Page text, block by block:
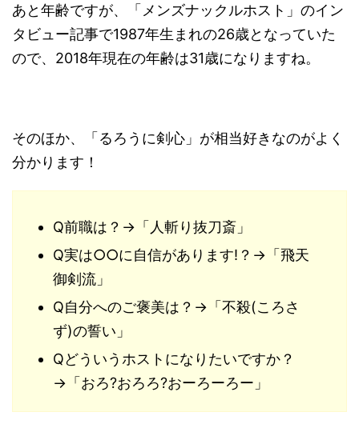
あと年齢ですが、「メンズナックルホスト」のイン
タビュー記事で1987年生まれの26歳となっていた
ので、2018年現在の年齢は31歳になりますね。
そのほか、「るろうに剣心」が相当好きなのがよく
分かります！
Q前職は？→「人斬り抜刀斎」
Q実は○○に自信があります!？→「飛天
御剣流」
Q自分へのご褒美は？→「不殺(ころさ
ず)の誓い」
Qどういうホストになりたいですか？
→「おろ?おろろ?おーろーろー」